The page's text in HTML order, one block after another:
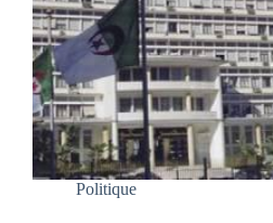
Politique